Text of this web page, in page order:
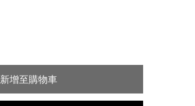
新增至購物車